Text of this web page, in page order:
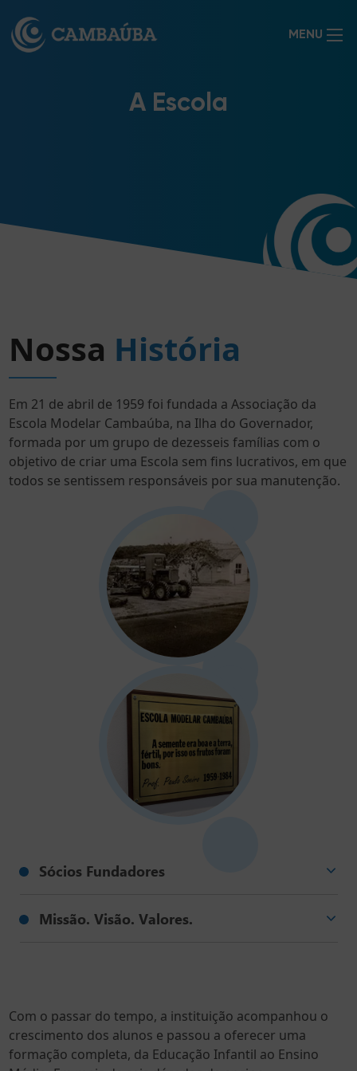
A Escola
Nossa História
Em 21 de abril de 1959 foi fundada a Associação da
Escola Modelar Cambaúba, na Ilha do Governador,
formada por um grupo de dezesseis famílias com o
objetivo de criar uma Escola sem fins lucrativos, em que
todos se sentissem responsáveis por sua manutenção.
Sócios Fundadores
Berta Hecker
José Manuel Gomes
José Rodarte
Lucílio Teixeira de Castro
Ludwick Teicher
Missão. Visão. Valores.
pensamento crítico, empático e sustentável.
Visão
Com o passar do tempo, a instituição acompanhou o
crescimento dos alunos e passou a oferecer uma
formação completa, da Educação Infantil ao Ensino
MENU